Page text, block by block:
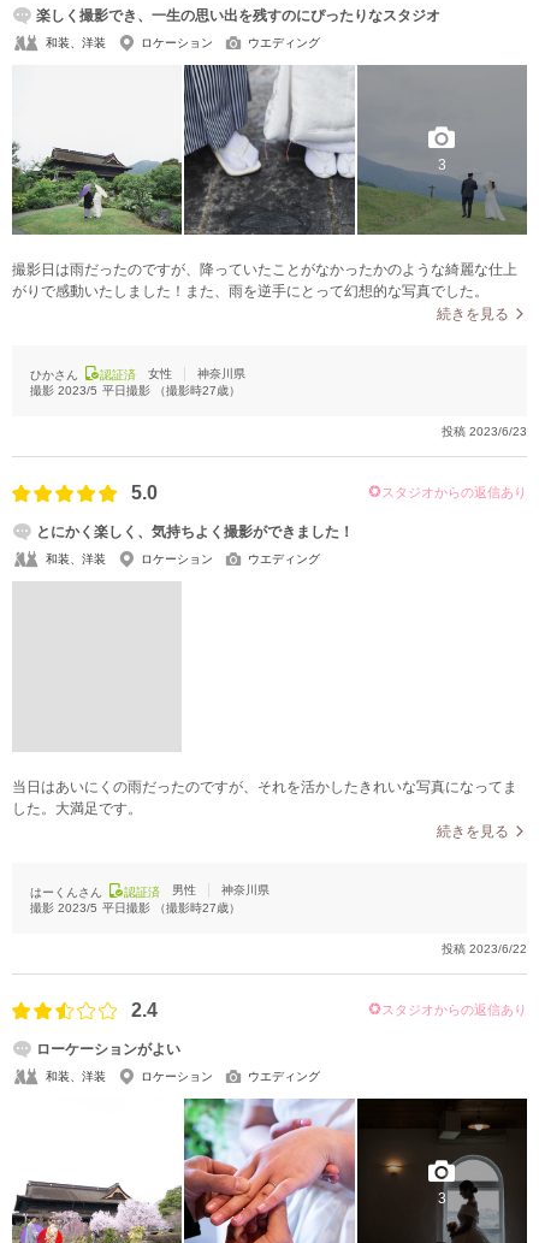
楽しく撮影でき、一生の思い出を残すのにぴったりなスタジオ
和装、洋装 ロケーション ウエディング
3
撮影日は雨だったのですが、降っていたことがなかったかのような綺麗な仕上
がりで感動いたしました！また、雨を逆手にとって幻想的な写真でした。
続きを見る
ひかさん 認証済 女性
神奈川県
撮影 2023/5 平日撮影 （撮影時27歳）
投稿 2023/6/23
5.0 スタジオからの返信あり
とにかく楽しく、気持ちよく撮影ができました！
和装、洋装 ロケーション ウエディング
当日はあいにくの雨だったのですが、それを活かしたきれいな写真になってま
した。大満足です。
続きを見る
はーくんさん 認証済 男性
神奈川県
撮影 2023/5 平日撮影 （撮影時27歳）
投稿 2023/6/22
2.4 スタジオからの返信あり
ローケーションがよい
和装、洋装 ロケーション ウエディング
3